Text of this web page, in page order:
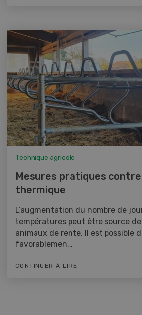
Technique agricole
Mesures pratiques
thermique
L’augmentation du nombre de
températures peut être source
animaux de rente. Il est possible
favorablemen...
CONTINUER À LIRE